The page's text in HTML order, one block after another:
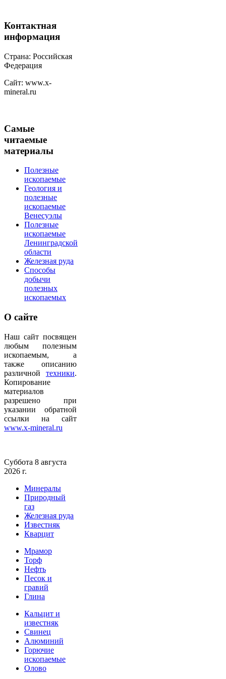
Контактная
информация
Страна: Российская
Федерация
Сайт: www.x-
mineral.ru
Самые
читаемые
материалы
Полезные
ископаемые
Геология и
полезные
ископаемые
Венесуэлы
Полезные
ископаемые
Ленинградской
области
Железная руда
Способы
добычи
полезных
ископаемых
О сайте
Наш сайт посвящен
любым полезным
ископаемым, а
также описанию
различной техники.
Копирование
материалов
разрешено при
указании обратной
ссылки на сайт
www.x-mineral.ru
Суббота 8 августа
2026 г.
Минералы
Природный
газ
Железная руда
Известняк
Кварцит
Мрамор
Торф
Нефть
Песок и
гравий
Глина
Кальцит и
известняк
Свинец
Алюминий
Горючие
ископаемые
Олово